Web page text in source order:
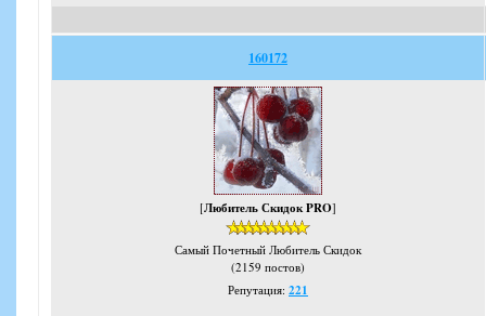
160172
[Любитель Скидок PRO]
Самый Почетный Любитель Скидок
(2159 постов)
Репутация: 221